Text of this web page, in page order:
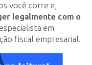
você corre e,
legalmente com o
em
fiscal empresarial.